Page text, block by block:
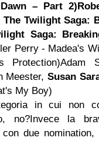
– Part 2)
Twilight Saga:
Saga:
Perry - Madea's
Protection)Adam
Meester, Susan
My Boy)
in cui non
no?Invece la
due nomination,